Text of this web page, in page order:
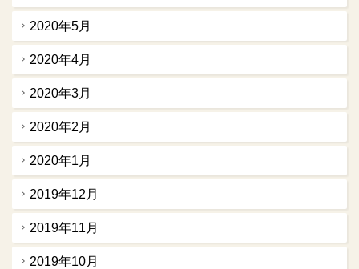
2020年5月
2020年4月
2020年3月
2020年2月
2020年1月
2019年12月
2019年11月
2019年10月